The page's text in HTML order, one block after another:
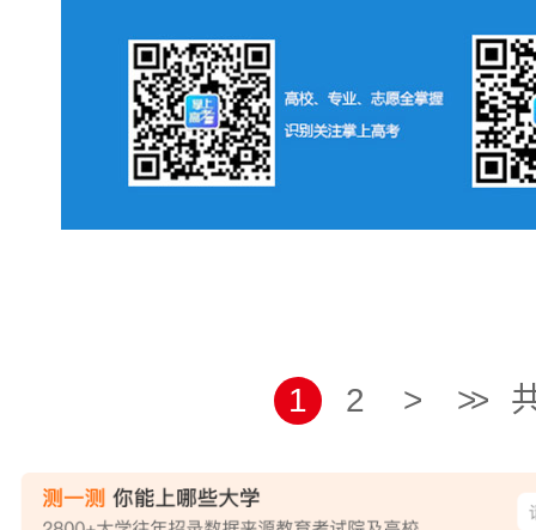
1 2 > >>